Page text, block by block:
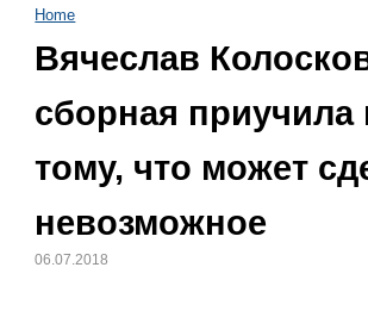
Home
Вячеслав
сборная приучила
тому, что может
невозможное
06.07.2018